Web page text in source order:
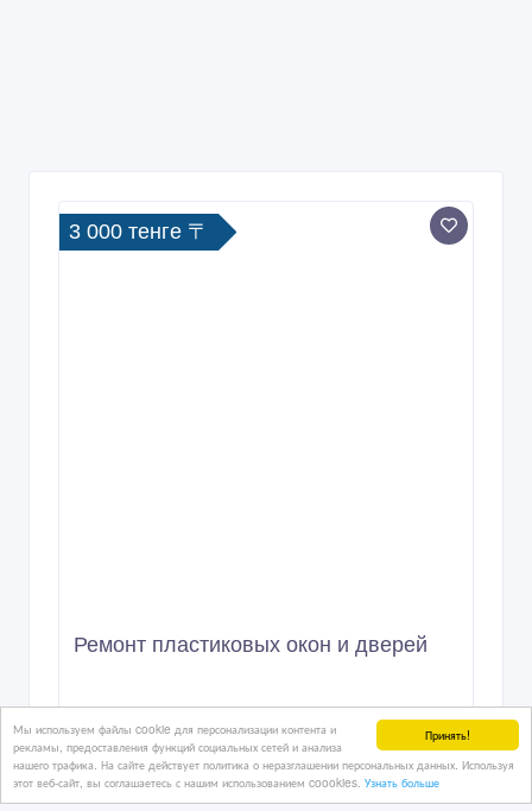
Принять!
Мы используем файлы cookie для персонализации контента и
рекламы, предоставления функций социальных сетей и анализа
нашего трафика. На сайте действует политика о неразглашении персональных данных. Используя
этот веб-сайт, вы соглашаетесь с нашим использованием coookies. Узнать больше
3 000 тенге 〒
Ремонт пластиковых окон и дверей